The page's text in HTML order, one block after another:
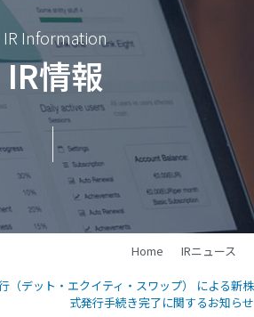
IR Information
IR情報
Home IRニュース
（デット・エクイティ・スワップ） による新株
式発行手続き完了に関するお知らせ